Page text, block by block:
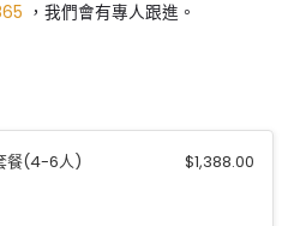
，我們會有專人跟進。
餐(4-6人) $1,388.00